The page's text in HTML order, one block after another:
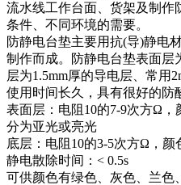
流水线工作台面、货架及制作
条件、不同环境的需要。
防静电台垫主要用抗(导)静电
制作而成。防静电台垫表面层
层为1.5mm厚的导电层、常用
使用时间长久，具有很好的防
表面层：电阻10的7-9次方Ω
分为亚光或亮光
底层：电阻10的3-5次方Ω，颜
静电散除时间：< 0.5s
可供颜色有绿色、灰色、兰色